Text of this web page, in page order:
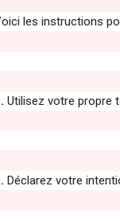
les instructions
Utilisez votre propre
Déclarez votre